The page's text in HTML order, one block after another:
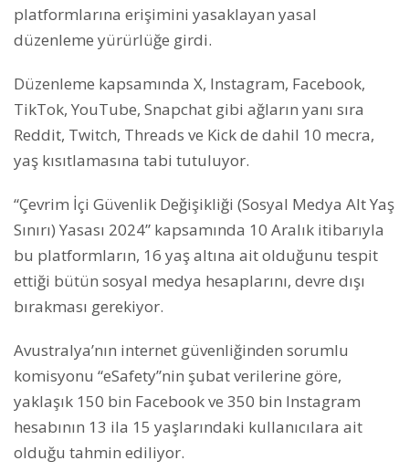
platformlarına erişimini yasaklayan yasal
düzenleme yürürlüğe girdi.
Düzenleme kapsamında X, Instagram, Facebook,
TikTok, YouTube, Snapchat gibi ağların yanı sıra
Reddit, Twitch, Threads ve Kick de dahil 10 mecra,
yaş kısıtlamasına tabi tutuluyor.
“Çevrim İçi Güvenlik Değişikliği (Sosyal Medya Alt Yaş
Sınırı) Yasası 2024” kapsamında 10 Aralık itibarıyla
bu platformların, 16 yaş altına ait olduğunu tespit
ettiği bütün sosyal medya hesaplarını, devre dışı
bırakması gerekiyor.
Avustralya’nın internet güvenliğinden sorumlu
komisyonu “eSafety”nin şubat verilerine göre,
yaklaşık 150 bin Facebook ve 350 bin Instagram
hesabının 13 ila 15 yaşlarındaki kullanıcılara ait
olduğu tahmin ediliyor.